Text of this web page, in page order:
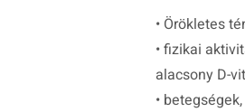
• Örökletes
• fizikai
alacsony D-
•